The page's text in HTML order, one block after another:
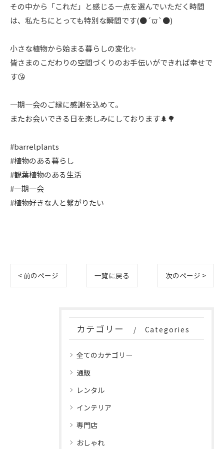
その中から「これだ」と感じる一点を選んでいただく時間
は、私たちにとっても特別な瞬間です(●´ϖ`●)
小さな植物から始まる暮らしの変化✨
皆さまのこだわりの空間づくりのお手伝いができれば幸せで
す😘
一期一会のご縁に感謝を込めて。
またお会いできる日を楽しみにしております🌲🌳
#barrelplants
#植物のある暮らし
#観葉植物のある生活
#一期一会
#植物好きな人と繋がりたい
< 前のページ 一覧に戻る 次のページ >
カテゴリー Categories
全てのカテゴリー
通販
レンタル
インテリア
専門店
おしゃれ